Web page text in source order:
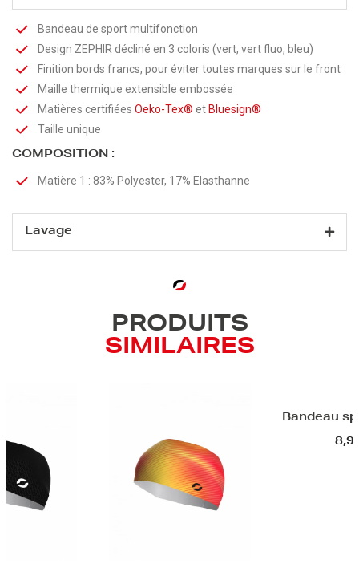
Bandeau de sport multifonction
Design ZEPHIR décliné en 3 coloris (vert, vert fluo, bleu)
Finition bords francs, pour éviter toutes marques sur le front
Maille thermique extensible embossée
Matières certifiées Oeko-Tex® et Bluesign®
Taille unique
COMPOSITION :
Matière 1 : 83% Polyester, 17% Elasthanne
Lavage
PRODUITS
SIMILAIRES
Bandeau